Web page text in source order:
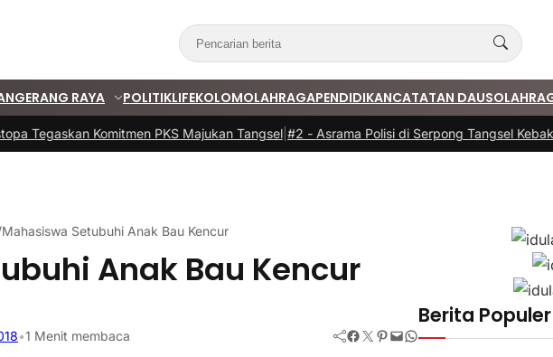
RAYA POLITIKLIFEKOLOMOLAHRAGAPENDIDIKANCATATAN DAUS
Tegaskan Komitmen PKS Majukan Tangsel|#2 -Asrama Polisi di Serpong Tangsel
Mahasiswa Setubuhi Anak Bau Kencur
Anak Bau Kencur
•1 Menit membaca Facebook Twitter Pinterest Mail WhatsApp
Berita Populer